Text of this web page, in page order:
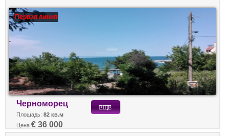
Первая линия
Черноморец
Площадь: 82 кв.м
Цена € 36 000